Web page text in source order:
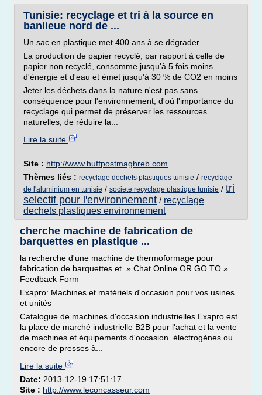
Tunisie: recyclage et tri à la source en
banlieue nord de ...
Un sac en plastique met 400 ans à se dégrader
La production de papier recyclé, par rapport à celle de
papier non recyclé, consomme jusqu'à 5 fois moins
d'énergie et d'eau et émet jusqu'à 30 % de CO2 en moins
Jeter les déchets dans la nature n'est pas sans
conséquence pour l'environnement, d'où l'importance du
recyclage qui permet de préserver les ressources
naturelles, de réduire la...
Lire la suite
Site : http://www.huffpostmaghreb.com
Thèmes liés : recyclage dechets plastiques tunisie / recyclage
de l'aluminium en tunisie / societe recyclage plastique tunisie / tri
selectif pour l'environnement / recyclage
dechets plastiques environnement
cherche machine de fabrication de
barquettes en plastique ...
la recherche d'une machine de thermoformage pour
fabrication de barquettes et » Chat Online OR GO TO »
Feedback Form
Exapro: Machines et matériels d'occasion pour vos usines
et unités
Catalogue de machines d'occasion industrielles Exapro est
la place de marché industrielle B2B pour l'achat et la vente
de machines et équipements d'occasion. électrogènes ou
encore de presses à...
Lire la suite
Date: 2013-12-19 17:51:17
Site : http://www.leconcasseur.com